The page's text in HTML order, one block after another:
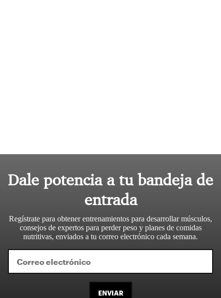
Dale potencia a tu bandeja de
entrada
Regístrate para obtener entrenamientos para desarrollar músculos,
consejos de expertos para perder peso y planes de comidas
nutritivas, enviados a tu correo electrónico cada semana.
ENVIAR